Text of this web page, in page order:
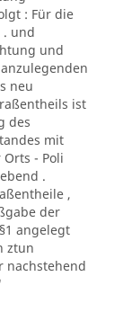
: Für die
. und
und
neu
ist
des
mit
- Poli
.
,
der
angelegt
ztun
nachstehend